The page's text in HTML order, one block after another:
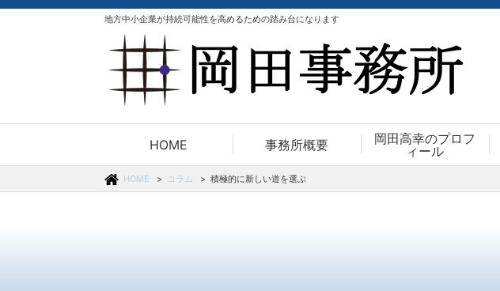
地方中小企業が持続可能性を高めるための踏み台になります
HOME 事務所概要
岡田高幸のプロフ
ィール
HOME コラム 積極的に新しい道を選ぶ